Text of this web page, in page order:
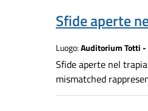
Sfide aperte
Luogo:Auditorium Totti -
Sfide aperte nel
mismatched